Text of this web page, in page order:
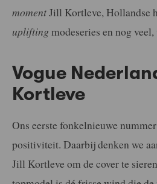
momentJill Kortleve, Hollandse
uplifting modeseries en nog veel,
Vogue
Kortleve
Ons eerste fonkelnieuwe
positiviteit. Daarbij denken we
Jill Kortleve om de cover te